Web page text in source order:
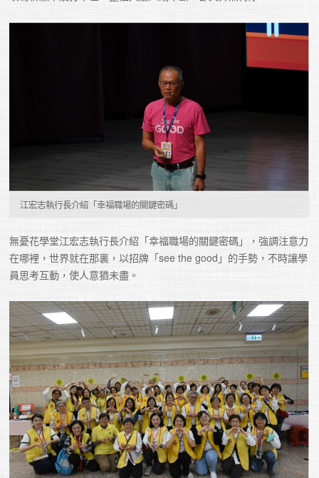
江宏志執行長介紹「幸福職場的關鍵密碼」
無憂花學堂江宏志執行長介紹「幸福職場的關鍵密碼」，強調注意力
在哪裡，世界就在那裏，以招牌「see the good」的手勢，不時讓學
員思考互動，使人意猶未盡。